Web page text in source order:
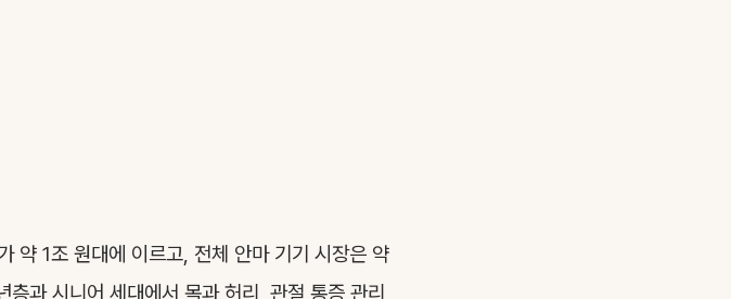
약 1조 원대에 이르고, 전체 안마 기기 시장은 약
과 시니어 세대에서 목과 허리, 관절 통증 관리